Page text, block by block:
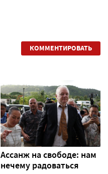
КОММЕНТИРОВАТЬ
Ассанж на свободе: нам
нечему радоваться